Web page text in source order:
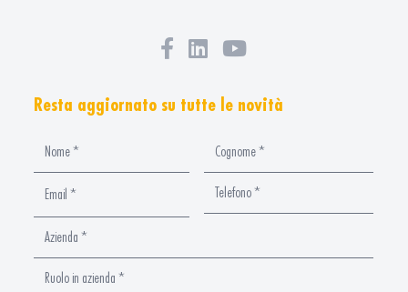
Resta aggiornato su tutte le novità